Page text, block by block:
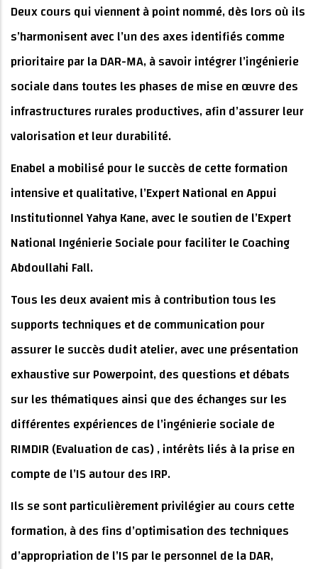
Deux cours qui viennent à point nommé, dès lors où ils
s’harmonisent avec l’un des axes identifiés comme
prioritaire par la DAR-MA, à savoir intégrer l’ingénierie
sociale dans toutes les phases de mise en œuvre des
infrastructures rurales productives, afin d’assurer leur
valorisation et leur durabilité.
Enabel a mobilisé pour le succès de cette formation
intensive et qualitative, l’Expert National en Appui
Institutionnel Yahya Kane, avec le soutien de l’Expert
National Ingénierie Sociale pour faciliter le Coaching
Abdoullahi Fall.
Tous les deux avaient mis à contribution tous les
supports techniques et de communication pour
assurer le succès dudit atelier, avec une présentation
exhaustive sur Powerpoint, des questions et débats
sur les thématiques ainsi que des échanges sur les
différentes expériences de l’ingénierie sociale de
RIMDIR (Evaluation de cas) , intérêts liés à la prise en
compte de l’IS autour des IRP.
Ils se sont particulièrement privilégier au cours cette
formation, à des fins d’optimisation des techniques
d’appropriation de l’IS par le personnel de la DAR,